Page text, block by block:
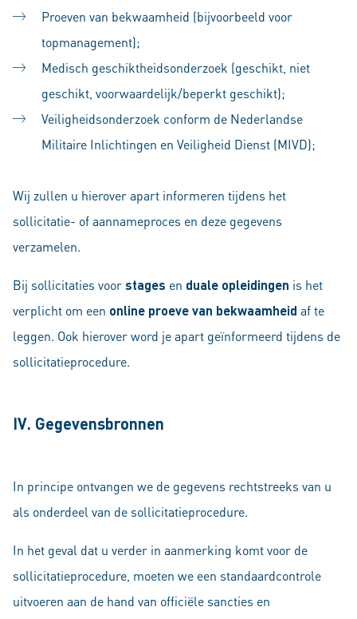
Proeven van bekwaamheid (bijvoorbeeld voor
topmanagement);
Medisch geschiktheidsonderzoek (geschikt, niet
geschikt, voorwaardelijk/beperkt geschikt);
Veiligheidsonderzoek conform de Nederlandse
Militaire Inlichtingen en Veiligheid Dienst (MIVD);
Wij zullen u hierover apart informeren tijdens het
sollicitatie- of aannameproces en deze gegevens
verzamelen.
Bij sollicitaties voorstages en duale opleidingen is het
verplicht om een online proeve van bekwaamheid af te
leggen. Ook hierover word je apart geïnformeerd tijdens de
sollicitatieprocedure.
IV. Gegevensbronnen
In principe ontvangen we de gegevens rechtstreeks van u
als onderdeel van de sollicitatieprocedure.
In het geval dat u verder in aanmerking komt voor de
sollicitatieprocedure, moeten we een standaardcontrole
uitvoeren aan de hand van officiële sancties en